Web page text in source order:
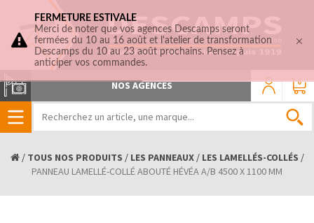
0
NOS AGENCES
/ TOUS NOS PRODUITS / LES PANNEAUX/ LES LAMELLÉS-COLLÉS /
PANNEAU LAMELLÉ-COLLÉ ABOUTÉ HÉVÉA A/B 4500 X 1100 MM
FERMETURE ESTIVALE
Merci de noter que vos agences Descamps seront
fermées du 10 au 16 août et l'atelier de transformation
Descamps du 10 au 23 août prochains. Pensez à
anticiper vos commandes.